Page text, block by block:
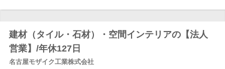
建材（タイル・石材）・空間インテリアの【法人
営業】/年休127日
名古屋モザイク工業株式会社